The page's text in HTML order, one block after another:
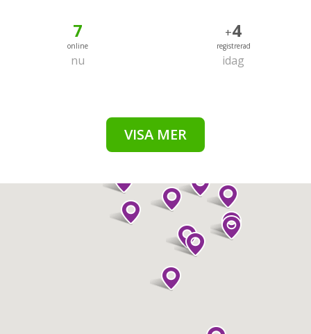
7
online
nu
+4
registrerad
idag
VISA MER